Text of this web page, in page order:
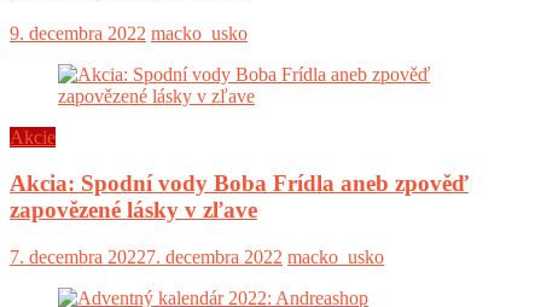
9. decembra 2022 macko_usko
Akcie
Akcia: Spodní vody Boba Frídla aneb zpověď
zapovězené lásky v zľave
7. decembra 20227. decembra 2022 macko_usko